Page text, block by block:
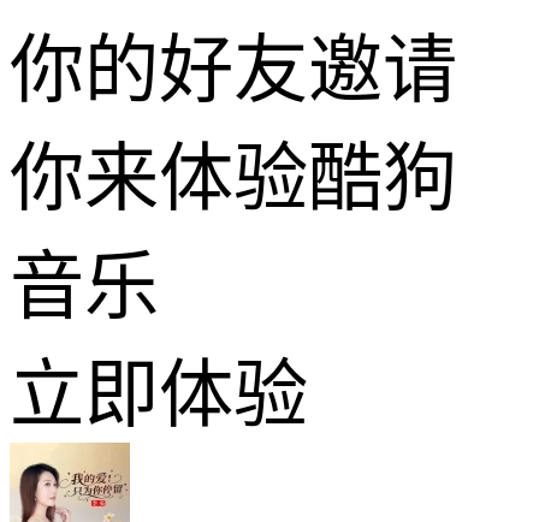
你的好友邀请
你来体验酷狗
音乐
立即体验